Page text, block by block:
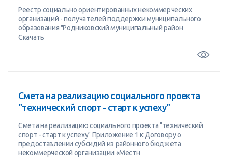
Реестр социально ориентированных некоммерческих
организаций - получателей поддержки муниципального
образования "Родниковский муниципальный район
Скачать
Смета на реализацию социального проекта
"технический спорт - старт к успеху"
Смета на реализацию социального проекта "технический
спорт - старт к успеху" Приложение 1 к Договору о
предоставлении субсидий из районного бюджета
некоммерческой организации «Местн